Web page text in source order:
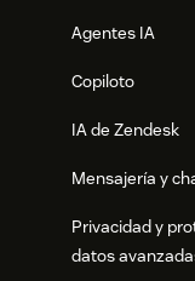
Agentes IA
Copiloto
IA de Zendesk
Mensajería y
Privacidad y
datos